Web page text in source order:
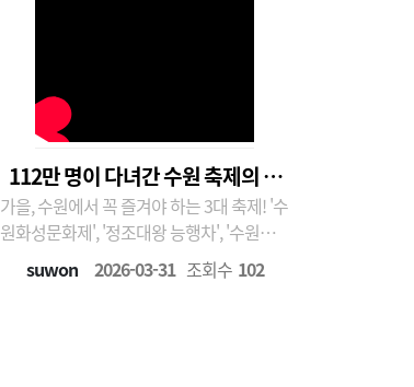
112만 명이 다녀간 수원 축제의 비
밀! 데이터로 본 '수원 3대 가을 축
제'의 모든 것
가을, 수원에서 꼭 즐겨야 하는 3대 축제! '수
원화성문화제', '정조대왕 능행차', '수원화
성 미디어아트'가 작년 한 해 어떤 기록을 세
웠을까요? 수원시정연구원 박민진 연구위
suwon 2026-03-31 조회수 102